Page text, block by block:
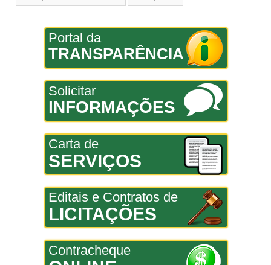
Portal da
TRANSPARÊNCIA
Solicitar
INFORMAÇÕES
Carta de
SERVIÇOS
Editais e Contratos de
LICITAÇÕES
Contracheque